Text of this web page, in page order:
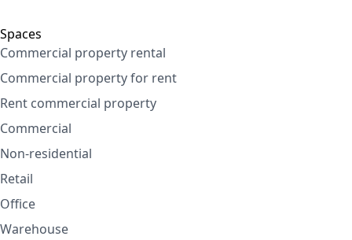
Spaces
Commercial property rental
Commercial property for rent
Rent commercial property
Commercial
Non-residential
Retail
Office
Warehouse